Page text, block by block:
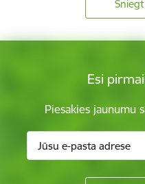
Esi
Piesakies jaunumu